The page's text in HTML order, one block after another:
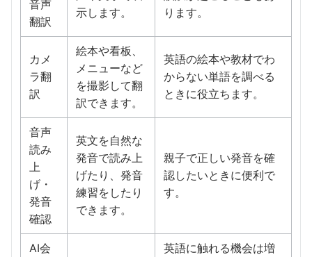
音声
翻訳
示します。
ります。
カメ
ラ翻
訳
絵本や看板、
メニューなど
を撮影して翻
訳できます。
英語の絵本や教材でわ
からない単語を調べる
ときに役立ちます。
音声
読み
上
げ・
発音
確認
英文を自然な
発音で読み上
げたり、発音
練習をしたり
できます。
親子で正しい発音を確
認したいときに便利で
す。
AI会
英語に触れる機会は増